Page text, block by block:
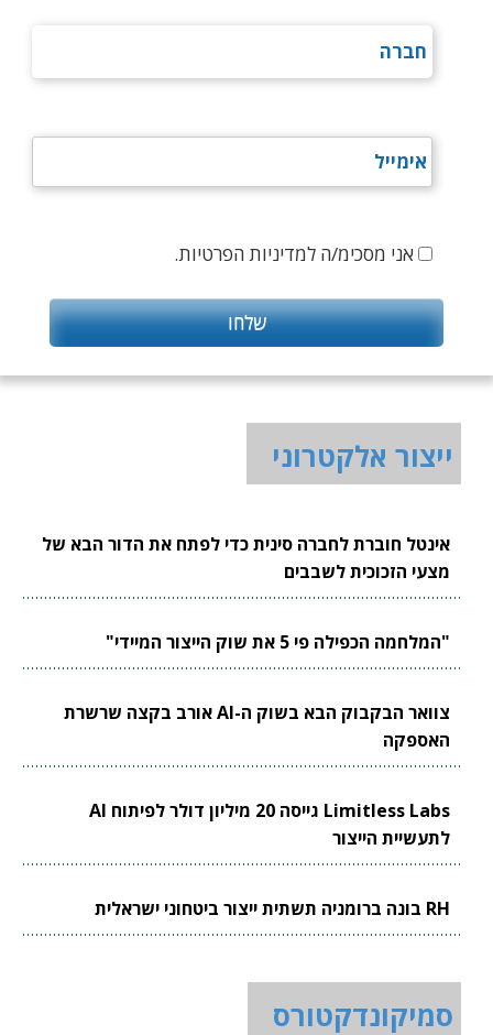
אני מסכימ/ה למדיניות הפרטיות.
ייצור אלקטרוני
אינטל חוברת לחברה סינית כדי לפתח את הדור הבא של
מצעי הזכוכית לשבבים
"המלחמה הכפילה פי 5 את שוק הייצור המיידי"
צוואר הבקבוק הבא בשוק ה-AI אורב בקצה שרשרת
האספקה
Limitless Labs גייסה 20 מיליון דולר לפיתוח AI
לתעשיית הייצור
RH בונה ברומניה תשתית ייצור ביטחוני ישראלית
סמיקונדקטורס